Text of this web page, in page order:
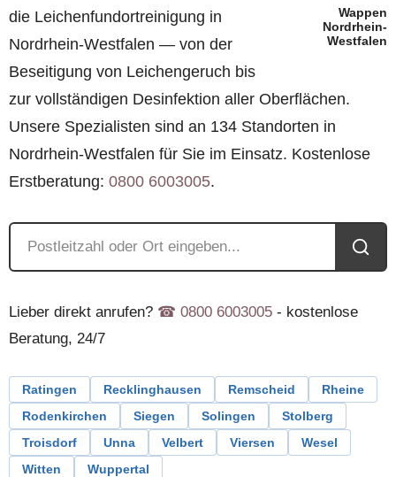
Wappen
Nordrhein-
Westfalen
die Leichenfundortreinigung in
Nordrhein-Westfalen — von der
Beseitigung von Leichengeruch bis
zur vollständigen Desinfektion aller Oberflächen.
Unsere Spezialisten sind an 134 Standorten in
Nordrhein-Westfalen für Sie im Einsatz. Kostenlose
Erstberatung: 0800 6003005.
Lieber direkt anrufen? ☎︎ 0800 6003005 - kostenlose
Beratung, 24/7
Ratingen Recklinghausen Remscheid
Rheine
Rodenkirchen
Siegen Solingen
Stolberg
Troisdorf
Unna Velbert Viersen
Wesel
Witten
Wuppertal